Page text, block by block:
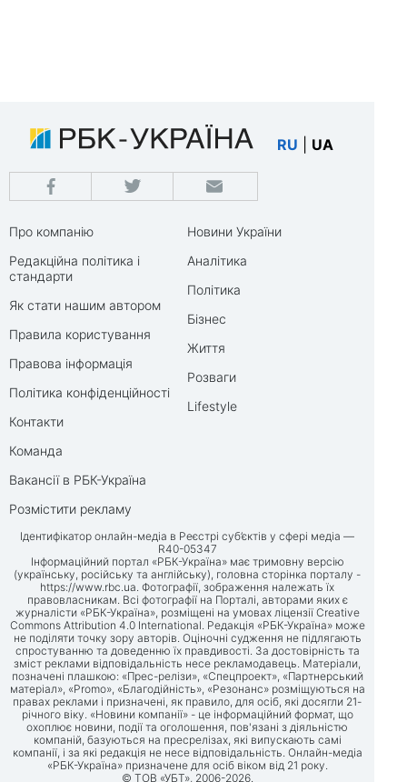
RU UA
Про компанію
Редакційна політика і
стандарти
Як стати нашим автором
Правила користування
Правова інформація
Політика конфіденційності
Контакти
Команда
Вакансії в РБК-Україна
Розмістити рекламу
Новини України
Аналітика
Політика
Бізнес
Життя
Розваги
Lifestyle
Ідентифікатор онлайн-медіа в Реєстрі суб’єктів у сфері медіа —
R40-05347
Інформаційний портал «РБК-Україна» має тримовну версію
(українську, російську та англійську), головна сторінка порталу -
https://www.rbc.ua. Фотографії, зображення належать їх
правовласникам. Всі фотографії на Порталі, авторами яких є
журналісти «РБК-Україна», розміщені на умовах ліцензії Creative
Commons Attribution 4.0 International. Редакція «РБК-Україна» може
не поділяти точку зору авторів. Оціночні судження не підлягають
спростуванню та доведенню їх правдивості. За достовірність та
зміст реклами відповідальність несе рекламодавець. Матеріали,
позначені плашкою: «Прес-релізи», «Спецпроект», «Партнерський
матеріал», «Promo», «Благодійність», «Резонанс» розміщуються на
правах реклами і призначені, як правило, для осіб, які досягли 21-
річного віку. «Новини компанії» - це інформаційний формат, що
охоплює новини, події та оголошення, пов'язані з діяльністю
компаній, базуються на пресрелізах, які випускають самі
компанії, і за які редакція не несе відповідальність. Онлайн-медіа
«РБК-Україна» призначене для осіб віком від 21 року.
© ТОВ «УБТ», 2006-2026.